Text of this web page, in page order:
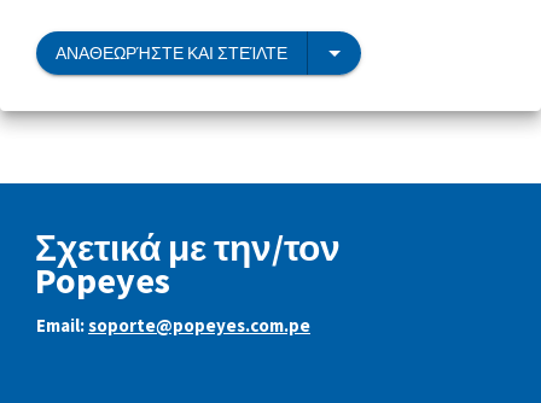
ΑΝΑΘΕΩΡΉΣΤΕ ΚΑΙ ΣΤΕΊΛΤΕ
Σχετικά με την/τον
Popeyes
Email:soporte@popeyes.com.pe